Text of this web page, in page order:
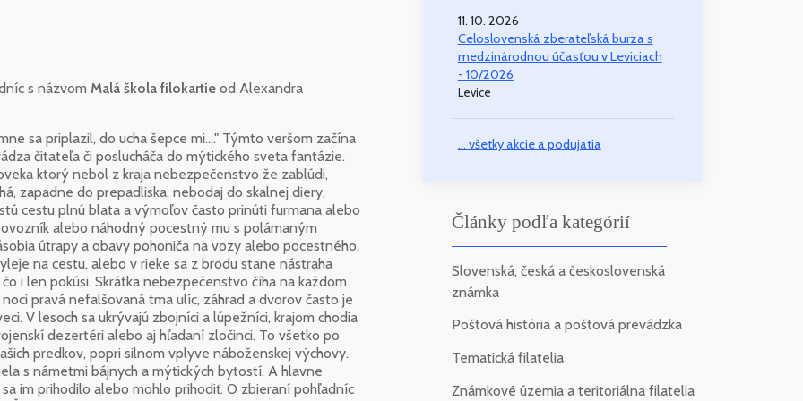
s názvom Malá škola filokartie od Alexandra
sa priplazil, do ucha šepce mi...." Týmto veršom začína
čitateľa či poslucháča do mýtického sveta fantázie.
ktorý nebol z kraja nebezpečenstvo že zablúdi,
zapadne do prepadliska, nebodaj do skalnej diery,
cestu plnú blata a výmoľov často prinúti furmana alebo
alebo náhodný pocestný mu s polámaným
útrapy a obavy pohoniča na vozy alebo pocestného.
na cestu, alebo v rieke sa z brodu stane nástraha
i len pokúsi. Skrátka nebezpečenstvo číha na každom
pravá nefalšovaná tma ulíc, záhrad a dvorov často je
V lesoch sa ukrývajú zbojníci a lúpežníci, krajom chodia
dezertéri alebo aj hľadaní zločinci. To všetko po
predkov, popri silnom vplyve náboženskej výchovy.
s námetmi bájnych a mýtických bytostí. A hlavne
im prihodilo alebo mohlo prihodiť. O zbieraní pohľadníc
11. 10. 2026
Celoslovenská zberateľská burza s
medzinárodnou účasťou v Leviciach
- 10/2026
Levice
... všetky akcie a podujatia
Články podľa kategórií
Slovenská, česká a československá
známka
Poštová história a poštová prevádzka
Tematická filatelia
Známkové územia a teritoriálna filatelia